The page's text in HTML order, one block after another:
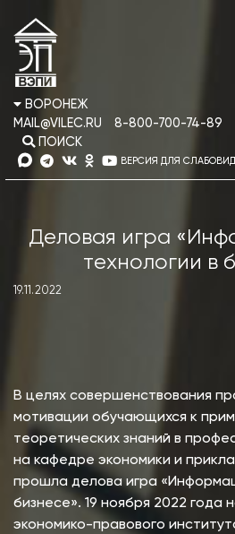
ВОРОНЕЖ
MAIL@VILEC.RU
8-800-700-74-89
ПОИСК
ВЕРСИЯ ДЛЯ
Деловая игра
технологии в
19.11.2022
В целях совершенствования
мотивации обучающихся к
теоретических знаний в
на кафедре экономики и
прошла делова игра
бизнесе». 19 ноября 2022 года
экономико-правового